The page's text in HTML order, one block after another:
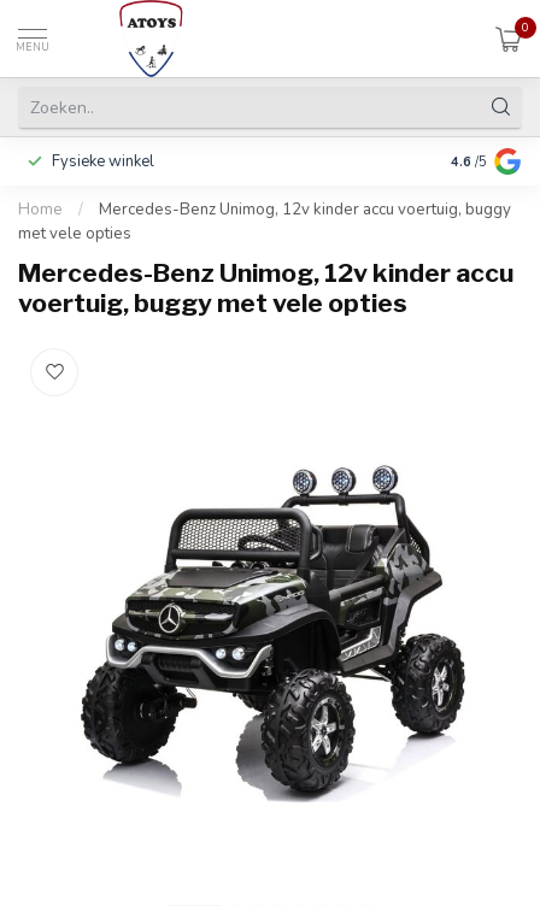
MENU
0
Fysieke winkel Betalen in
4.6 /5
Home /
Mercedes-Benz Unimog, 12v kinder accu voertuig, buggy
met vele opties
Mercedes-Benz Unimog, 12v kinder accu
voertuig, buggy met vele opties